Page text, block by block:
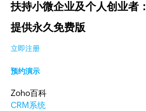
扶持小微企业及个人创业者：
提供永久免费版
立即注册
预约演示
Zoho百科
CRM系统